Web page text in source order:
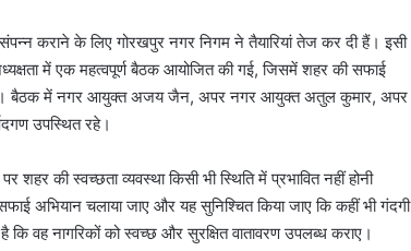
संपन्न कराने के लिए गोरखपुर नगर निगम ने तैयारियां तेज कर दी हैं। इसी
में एक महत्वपूर्ण बैठक आयोजित की गई, जिसमें शहर की सफाई
गई। बैठक में नगर आयुक्त अजय जैन, अपर नगर आयुक्त अतुल कुमार, अपर
उपस्थित रहे।
शहर की स्वच्छता व्यवस्था किसी भी स्थिति में प्रभावित नहीं होनी
सफाई अभियान चलाया जाए और यह सुनिश्चित किया जाए कि कहीं भी गंदगी
वह नागरिकों को स्वच्छ और सुरक्षित वातावरण उपलब्ध कराए।